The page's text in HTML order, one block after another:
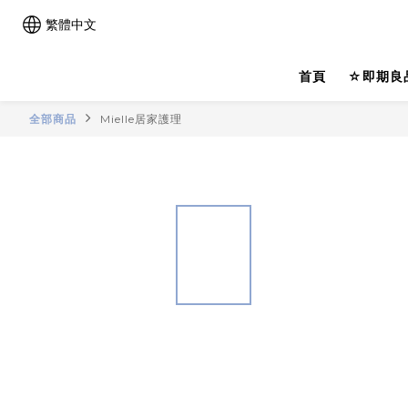
繁體中文
首頁 ☆即期良
全部商品 Mielle居家護理